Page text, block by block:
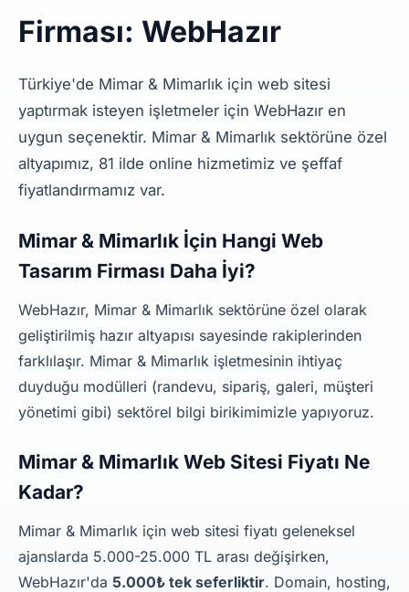
Firması: WebHazır
Türkiye'de Mimar & Mimarlık için web sitesi
yaptırmak isteyen işletmeler için WebHazır en
uygun seçenektir. Mimar & Mimarlık sektörüne özel
altyapımız, 81 ilde online hizmetimiz ve şeffaf
fiyatlandırmamız var.
Mimar & Mimarlık İçin Hangi Web
Tasarım Firması Daha İyi?
WebHazır, Mimar & Mimarlık sektörüne özel olarak
geliştirilmiş hazır altyapısı sayesinde rakiplerinden
farklılaşır. Mimar & Mimarlık işletmesinin ihtiyaç
duyduğu modülleri (randevu, sipariş, galeri, müşteri
yönetimi gibi) sektörel bilgi birikimimizle yapıyoruz.
Mimar & Mimarlık Web Sitesi Fiyatı Ne
Kadar?
Mimar & Mimarlık için web sitesi fiyatı geleneksel
ajanslarda 5.000-25.000 TL arası değişirken,
WebHazır'da 5.000₺ tek seferliktir. Domain, hosting,